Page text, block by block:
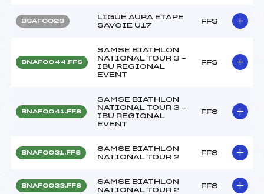
BSAF0023
LIGUE AURA ETAPE
SAVOIE U17
FFS
BNAF0044.FFS
SAMSE BIATHLON
NATIONAL TOUR 3 –
IBU REGIONAL
EVENT
FFS
BNAF0041.FFS
SAMSE BIATHLON
NATIONAL TOUR 3 –
IBU REGIONAL
EVENT
FFS
BNAF0031.FFS
SAMSE BIATHLON
NATIONAL TOUR 2
FFS
BNAF0033.FFS
SAMSE BIATHLON
NATIONAL TOUR 2
FFS